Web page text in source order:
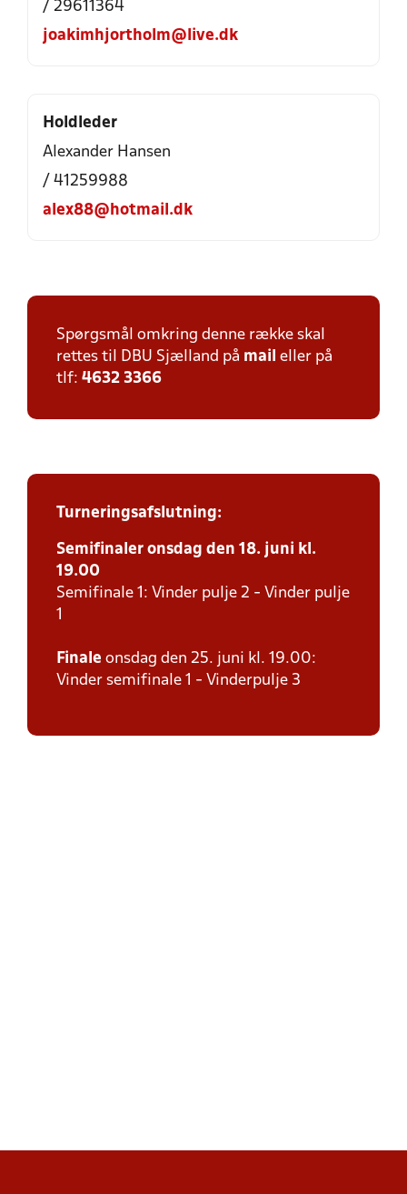
/ 29611364
joakimhjortholm@live.dk
Holdleder
Alexander Hansen
/ 41259988
alex88@hotmail.dk
Spørgsmål omkring denne række skal
rettes til DBU Sjælland på mail eller på
tlf: 4632 3366
Turneringsafslutning:
Semifinaler onsdag den 18. juni kl.
19.00
Semifinale 1: Vinder pulje 2 - Vinder pulje
1
Finale onsdag den 25. juni kl. 19.00:
Vinder semifinale 1 - Vinderpulje 3